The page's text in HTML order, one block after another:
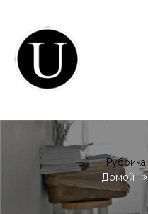
Рубрика:
Домой